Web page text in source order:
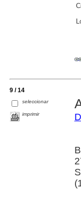
9 / 14
seleccionar
imprimir